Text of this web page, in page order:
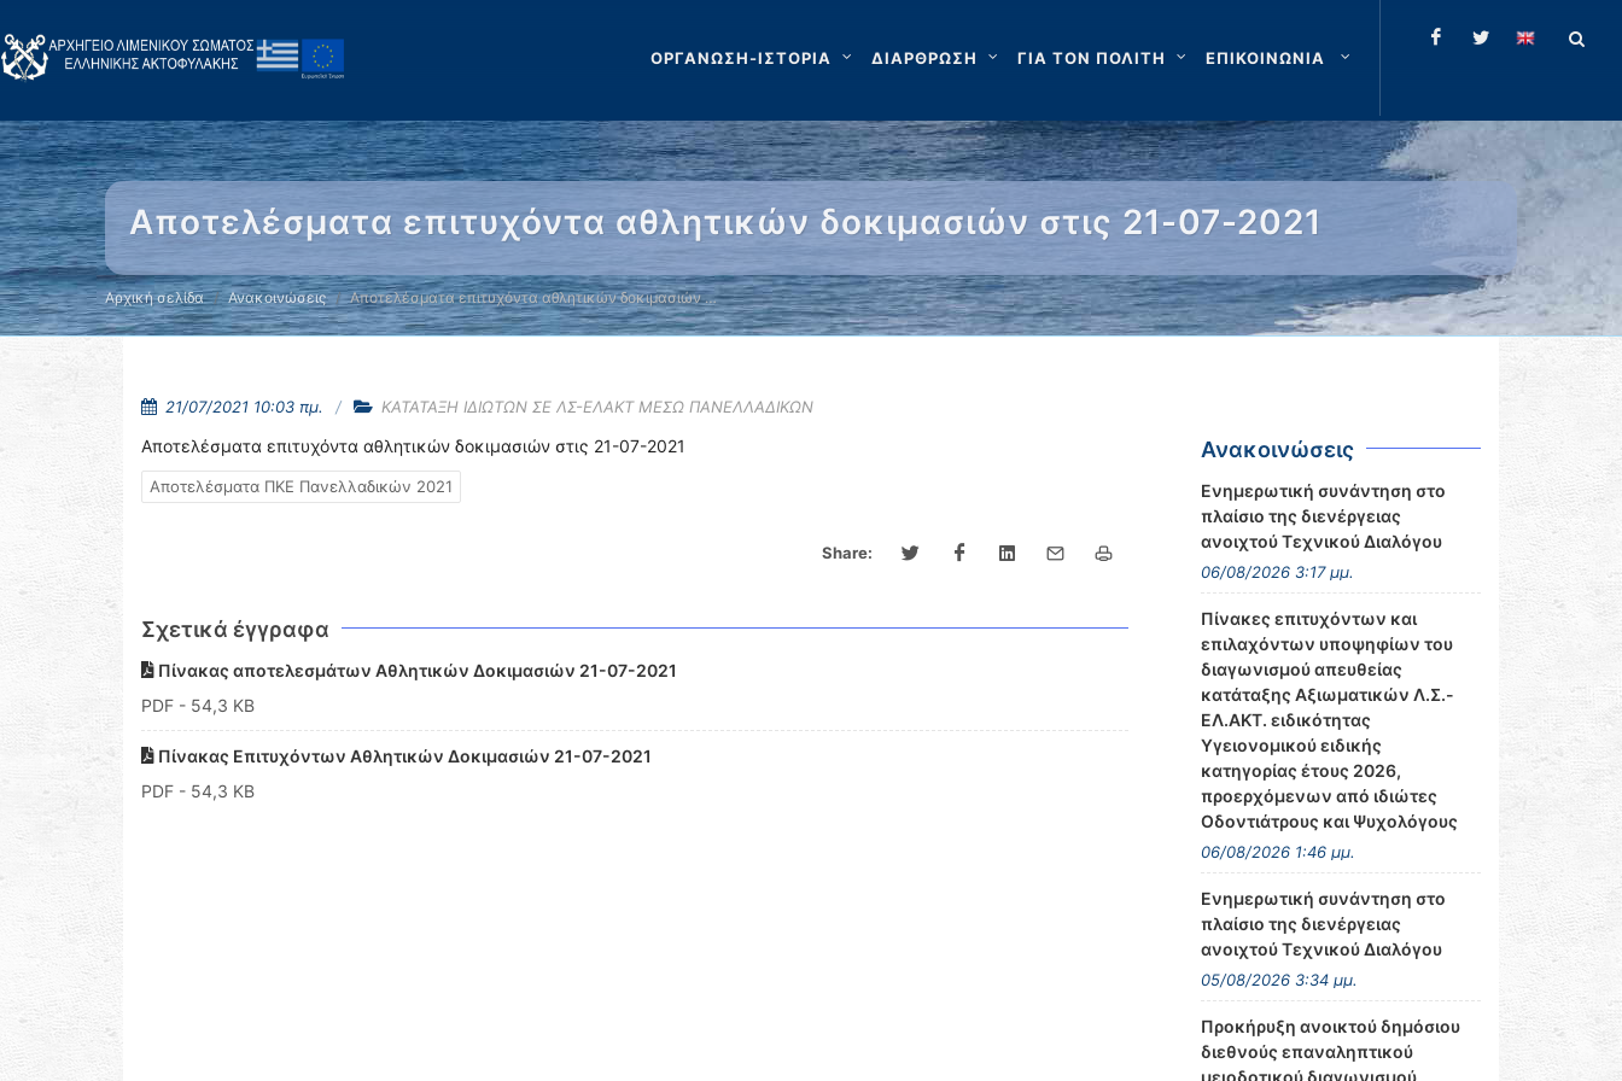
ΟΡΓΑΝΩΣΗ-ΙΣΤΟΡΙΑ ΔΙΑΡΘΡΩΣΗ ΓΙΑ ΤΟΝ ΠΟΛΙΤΗ ΕΠΙΚΟΙΝΩΝΙΑ
Αποτελέσματα επιτυχόντα αθλητικών δοκιμασιών στις 21-07-2021
Αρχική σελίδα Ανακοινώσεις Αποτελέσματα επιτυχόντα αθλητικών δοκιμασιών …
21/07/2021 10:03 πμ. ΚΑΤΑΤΑΞΗ ΙΔΙΩΤΩΝ ΣΕ ΛΣ-ΕΛΑΚΤ ΜΕΣΩ ΠΑΝΕΛΛΑΔΙΚΩΝ
Αποτελέσματα επιτυχόντα αθλητικών δοκιμασιών στις 21-07-2021
Αποτελέσματα ΠΚΕ Πανελλαδικών 2021
Share:
Σχετικά έγγραφα
Πίνακας αποτελεσμάτων Αθλητικών Δοκιμασιών 21-07-2021
PDF - 54,3 KB
Πίνακας Επιτυχόντων Αθλητικών Δοκιμασιών 21-07-2021
PDF - 54,3 KB
Ανακοινώσεις
Ενημερωτική συνάντηση στο
πλαίσιο της διενέργειας
ανοιχτού Τεχνικού Διαλόγου
06/08/2026 3:17 μμ.
Πίνακες επιτυχόντων και
επιλαχόντων υποψηφίων του
διαγωνισμού απευθείας
κατάταξης Αξιωματικών Λ.Σ.-
ΕΛ.ΑΚΤ. ειδικότητας
Υγειονομικού ειδικής
κατηγορίας έτους 2026,
προερχόμενων από ιδιώτες
Οδοντιάτρους και Ψυχολόγους
06/08/2026 1:46 μμ.
Ενημερωτική συνάντηση στο
πλαίσιο της διενέργειας
ανοιχτού Τεχνικού Διαλόγου
05/08/2026 3:34 μμ.
Προκήρυξη ανοικτού δημόσιου
διεθνούς επαναληπτικού
μειοδοτικού διαγωνισμού